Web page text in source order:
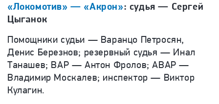
«Локомотив» — «Акрон»: судья — Сергей
Цыганок
Помощники судьи — Варанцо Петросян,
Денис Березнов; резервный судья — Инал
Танашев; ВАР — Антон Фролов; АВАР —
Владимир Москалев; инспектор — Виктор
Кулагин.